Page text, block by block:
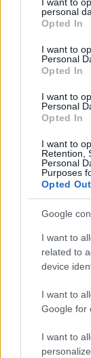
grant or deny
use your data
consent section.
personal
Opted In
I want to
Personal
Opted In
I want to
Personal
Opted In
I want to
Retention,
Personal
Purposes
Opted Out
Google
I want to
related to
device
I want to
Google for
I want to
Paris
Felkészülési
Nya Ullevi,
2026-08-08 17:00
1 nap 7 óra 53
Leeds Unitedvs
AC Milan vs
ELŐZŐ